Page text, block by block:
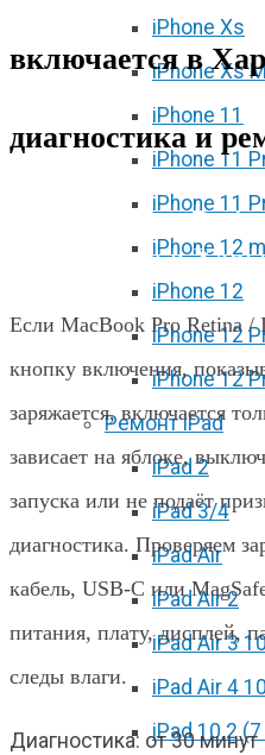
iPhone Xs
iPhone Xs
iPhone 11
iPhone 11
iPhone 11
iPhone 12
iPhone 12
iPhone 12
iPhone 12
Ремонт iPad
iPad 2
iPad 3/4
iPad Air
iPad Air 2
iPad Air 3
iPad Air 4
iPad 10.2
включается в
диагностика и
MacBook Pro
включается в
Если MacBook Pro Retina /
кнопку включения,
заряжается, включается
зависает на яблоке,
запуска или не подаёт
диагностика. Проверяем
кабель, USB-C или
питания, плату, дисплей,
следы влаги.
Диагностика: от 30 минут